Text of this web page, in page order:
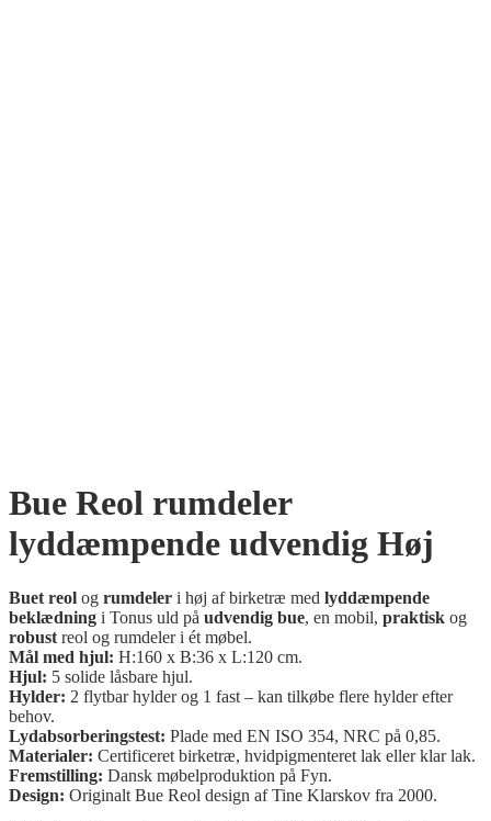
Bue Reol rumdeler
lyddæmpende udvendig Høj
Buet reol og rumdeler i høj af birketræ med lyddæmpende
beklædning i Tonus uld på udvendig bue, en mobil, praktisk og
robust reol og rumdeler i ét møbel.
Mål med hjul: H:160 x B:36 x L:120 cm.
Hjul: 5 solide låsbare hjul.
Hylder: 2 flytbar hylder og 1 fast – kan tilkøbe flere hylder efter
behov.
Lydabsorberingstest: Plade med EN ISO 354, NRC på 0,85.
Materialer: Certificeret birketræ, hvidpigmenteret lak eller klar lak.
Fremstilling: Dansk møbelproduktion på Fyn.
Design: Originalt Bue Reol design af Tine Klarskov fra 2000.